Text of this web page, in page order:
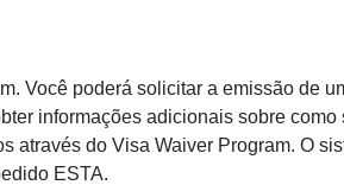
Você poderá solicitar a emissão de
informações adicionais sobre
do Visa Waiver Program. O
ESTA.